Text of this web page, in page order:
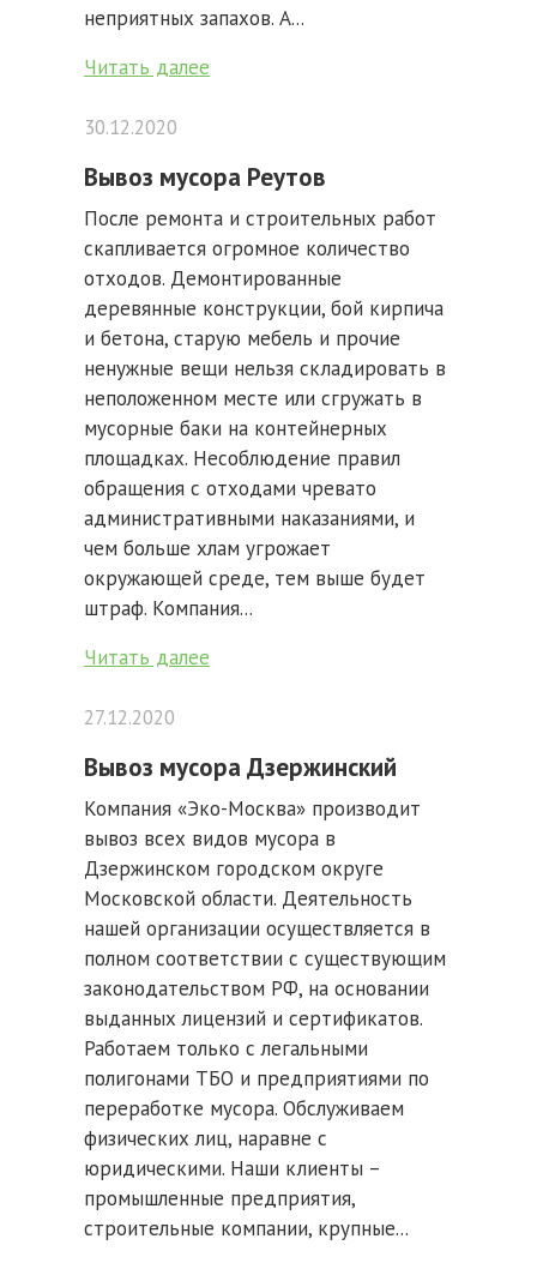
неприятных запахов. А...
Читать далее
30.12.2020
Вывоз мусора Реутов
После ремонта и строительных работ
скапливается огромное количество
отходов. Демонтированные
деревянные конструкции, бой кирпича
и бетона, старую мебель и прочие
ненужные вещи нельзя складировать в
неположенном месте или сгружать в
мусорные баки на контейнерных
площадках. Несоблюдение правил
обращения с отходами чревато
административными наказаниями, и
чем больше хлам угрожает
окружающей среде, тем выше будет
штраф. Компания...
Читать далее
27.12.2020
Вывоз мусора Дзержинский
Компания «Эко-Москва» производит
вывоз всех видов мусора в
Дзержинском городском округе
Московской области. Деятельность
нашей организации осуществляется в
полном соответствии с существующим
законодательством РФ, на основании
выданных лицензий и сертификатов.
Работаем только с легальными
полигонами ТБО и предприятиями по
переработке мусора. Обслуживаем
физических лиц, наравне с
юридическими. Наши клиенты –
промышленные предприятия,
строительные компании, крупные...